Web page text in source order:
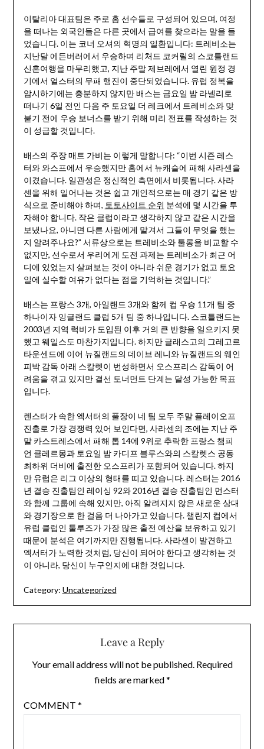
이탈리아 대표팀은 주로 홈 선수들로 구성되어 있으며, 여정
을 떠나는 외국인들은 다른 곳에서 급여를 찾으라는 말을 들
었습니다. 이는 코너 오셔의 혁명의 일환입니다: 트레비소는
지난달 에든버러에서 우승하며 리처드 코커릴의 스코틀랜드
신혼여행을 마무리했고, 지난 주말 제브레에서 열린 원정 경
기에서 얼스터의 무패 행진이 중단되었습니다. 유럽 정복을
암시하기에는 충분하지 않지만 배스는 금요일 밤 라넬리로
떠나기 6일 전인 다음 주 토요일 더 레크에서 트레비소와 맞
붙기 전에 우승 보너스를 받기 위해 미리 전표를 작성하는 것
이 성급할 것입니다.
배스의 주장 매트 가비는 이렇게 말합니다: “이번 시즌 레스
터와 와스프에서 우승했지만 홈에서 뉴캐슬에 패해 사라센을
이겼습니다. 일관성은 정신적인 측면에서 비롯됩니다. 사라
센을 위해 일어나는 것은 쉽고 개인적으로는 매 경기 같은 방
식으로 준비해야 하며, 토토사이트 순위 분석에 몇 시간을 투
자해야 합니다. 작은 클럽이라고 생각하지 않고 같은 시간을
보냈나요, 아니면 다른 사람에게 맡겨서 그들이 무엇을 했는
지 알려주나요?” 서류상으로는 트레비소와 툴롱을 비교할 수
없지만, 선수로서 우리에게 도전 과제는 트레비소가 최근 어
디에 있었는지 살펴보는 것이 아니라 쉬운 경기가 없고 토요
일에 실수할 여유가 없다는 점을 기억하는 것입니다.”
배스는 프랑스 3개, 아일랜드 3개와 함께 컵 우승 11개 팀 중
하나이자 잉글랜드 클럽 5개 팀 중 하나입니다. 스코틀랜드는
2003년 지역 럭비가 도입된 이후 거의 큰 반향을 일으키지 못
했고 웨일스도 마찬가지입니다. 하지만 글래스고의 그레고르
타운센드에 이어 뉴질랜드의 데이브 레니와 뉴질랜드의 웨인
피박 감독 아래 스칼렛이 번성하면서 오스프리스 감독이 어
려움을 겪고 있지만 결선 토너먼트 단계는 달성 가능한 목표
입니다.
렌스터가 속한 엑서터의 풀장이 네 팀 모두 주말 플레이오프
진출로 가장 경쟁력 있어 보인다면, 사라센의 조에는 지난 주
말 카스트레스에서 패해 톱 14에 9위로 추락한 프랑스 챔피
언 클레르몽과 토요일 밤 카디프 블루스와의 스칼렛스 공동
최하위 더비에 출전한 오스프리가 포함되어 있습니다. 하지
만 유럽은 리그 이상의 형태를 띠고 있습니다. 레스터는 2016
년 결승 진출팀인 레이싱 92와 2016년 결승 진출팀인 먼스터
와 함께 그룹에 속해 있지만, 아직 알려지지 않은 새로운 상대
와 경기장으로 한 걸음 더 나아가고 있습니다. 챌린지 컵에서
유럽 클럽인 툴루즈가 가장 많은 출전 예산을 보유하고 있기
때문에 분석은 여기까지만 진행됩니다. 사라센이 발견하고
엑서터가 노력한 것처럼, 당신이 되어야 한다고 생각하는 것
이 아니라, 당신이 누구인지에 대한 것입니다.
Category: Uncategorized
Leave a Reply
Your email address will not be published. Required
fields are marked*
COMMENT *